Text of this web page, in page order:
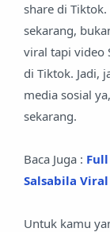
share di
sekarang,
viral tapi video
di Tiktok. Jadi,
media sosial
sekarang.
Baca Juga :
Salsabila Viral
Untuk kamu